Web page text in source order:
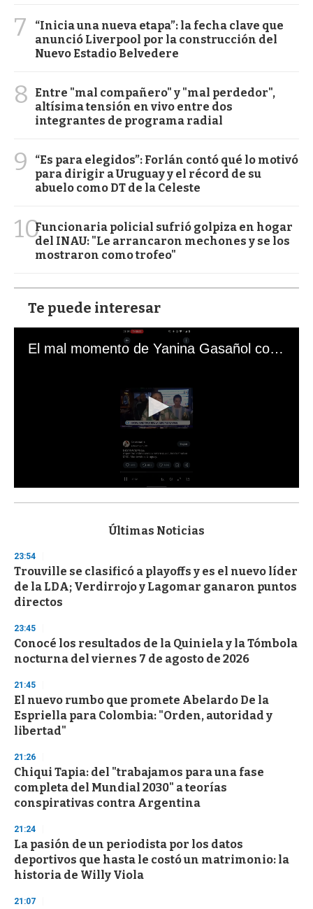
7
“Inicia una nueva etapa”: la fecha clave que
anunció Liverpool por la construcción del
Nuevo Estadio Belvedere
8
Entre "mal compañero" y "mal perdedor",
altísima tensión en vivo entre dos
integrantes de programa radial
9
“Es para elegidos”: Forlán contó qué lo motivó
para dirigir a Uruguay y el récord de su
abuelo como DT de la Celeste
10Funcionaria policial sufrió golpiza en hogar
del INAU: "Le arrancaron mechones y se los
mostraron como trofeo"
Te puede interesar
El mal momento de Yanina Gasañol con un hincha argentino en "Subrayado"
s
d
s
o
f
3
s
e
c
o
d
s
Últimas Noticias
23:54
Trouville se clasificó a playoffs y es el nuevo líder
de la LDA; Verdirrojo y Lagomar ganaron puntos
directos
23:45
Conocé los resultados de la Quiniela y la Tómbola
nocturna del viernes 7 de agosto de 2026
21:45
El nuevo rumbo que promete Abelardo De la
Espriella para Colombia: "Orden, autoridad y
libertad"
21:26
Chiqui Tapia: del "trabajamos para una fase
completa del Mundial 2030" a teorías
conspirativas contra Argentina
21:24
La pasión de un periodista por los datos
deportivos que hasta le costó un matrimonio: la
historia de Willy Viola
21:07